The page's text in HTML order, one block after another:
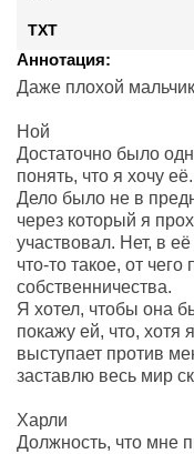
TXT
Аннотация:
Даже плохой
Ной
Достаточно было
понять, что я хочу её.
Дело было не в
через который я
участвовал. Нет, в
что-то такое, от
собственничества.
Я хотел, чтобы она
покажу ей, что, хотя
выступает против
заставлю весь мир
Харли
Должность, что мне